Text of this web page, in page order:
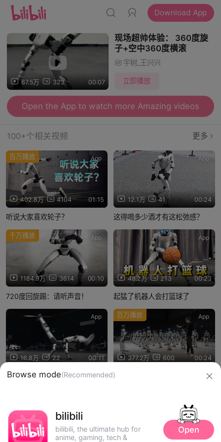
Download App
67.5万 323 00:07
现场超帅体验： 360度旋
子+空中360度横滚
宇树_王兴兴
立即播放
Open the App to watch more Amazing videos
100+个相关视频 更多
402.8万 4104 01:15
百万播放 App
听说大家喜欢轮子？
12.1万 41 00:24
App
这得喝多少酒才有这松弛感？
1184.9万 3614 00:10
千万播放 App
720度回旋踢：请听声音！
48.2万 213 00:23
App
起猛了机器人会打篮球了
16.8万 22 00:11
App
宇树机器人跳街舞！
377.2万 600 00:24
百万播放 App
欢迎大家一起来玩！
Browse mode(Recommended)
bilibili
bilibili, the ultimate hub for
anime, gaming, tech &
Open
网络文化经营许可证 沪网文【2019】3804-274号
广播电视节目制作经营许可证：（沪）字第01248号